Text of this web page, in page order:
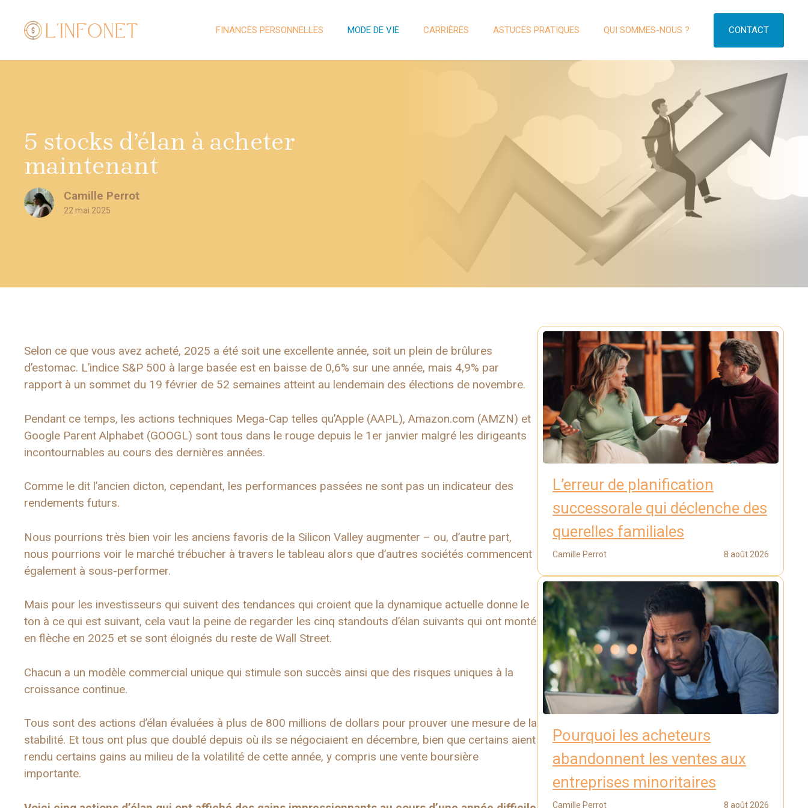
contenu
FINANCES PERSONNELLES MODE DE VIE CARRIÈRES ASTUCES PRATIQUES QUI SOMMES-NOUS ? CONTACT
5 stocks d’élan à acheter
maintenant
Camille Perrot
22 mai 2025
Selon ce que vous avez acheté, 2025 a été soit une excellente année, soit un plein de brûlures
d’estomac. L’indice S&P 500 à large basée est en baisse de 0,6% sur une année, mais 4,9% par
rapport à un sommet du 19 février de 52 semaines atteint au lendemain des élections de novembre.
Pendant ce temps, les actions techniques Mega-Cap telles qu’Apple (AAPL), Amazon.com (AMZN) et
Google Parent Alphabet (GOOGL) sont tous dans le rouge depuis le 1er janvier malgré les dirigeants
incontournables au cours des dernières années.
Comme le dit l’ancien dicton, cependant, les performances passées ne sont pas un indicateur des
rendements futurs.
Nous pourrions très bien voir les anciens favoris de la Silicon Valley augmenter – ou, d’autre part,
nous pourrions voir le marché trébucher à travers le tableau alors que d’autres sociétés commencent
également à sous-performer.
Mais pour les investisseurs qui suivent des tendances qui croient que la dynamique actuelle donne le
ton à ce qui est suivant, cela vaut la peine de regarder les cinq standouts d’élan suivants qui ont monté
en flèche en 2025 et se sont éloignés du reste de Wall Street.
Chacun a un modèle commercial unique qui stimule son succès ainsi que des risques uniques à la
croissance continue.
Tous sont des actions d’élan évaluées à plus de 800 millions de dollars pour prouver une mesure de la
stabilité. Et tous ont plus que doublé depuis où ils se négociaient en décembre, bien que certains aient
rendu certains gains au milieu de la volatilité de cette année, y compris une vente boursière
importante.
L’erreur de planification
successorale qui déclenche des
querelles familiales
Camille Perrot 8 août 2026
Pourquoi les acheteurs
abandonnent les ventes aux
entreprises minoritaires
Camille Perrot 8 août 2026